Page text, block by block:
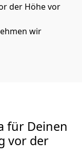
der Höhe vor
wir
für Deinen
vor der